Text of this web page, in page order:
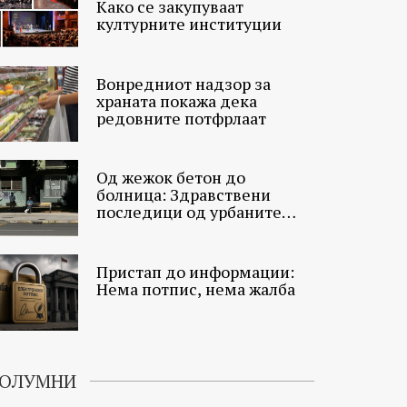
Како се закупуваат
културните институции
Вонредниот надзор за
храната покажа дека
редовните потфрлаат
Од жежок бетон до
болница: Здравствени
последици од урбаните
Пристап до информации:
Нема потпис, нема жалба